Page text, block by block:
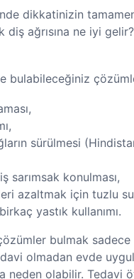
dikkatinizin
ağrısına ne iyi
bulabileceğiniz
sürülmesi
sarımsak konulması,
azaltmak için tuzlu
yastık kullanımı.
bulmak
olmadan evde
neden olabilir.